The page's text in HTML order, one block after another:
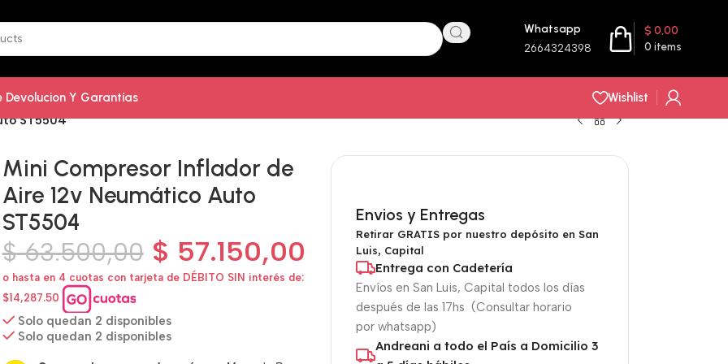
Whatsapp
2664324398 0 items
$ 0,00
Devolucion Y Garantías
Wishlist
ST5504
Mini Compresor Inflador de
Aire 12v Neumático Auto
ST5504
$63.500,00 $ 57.150,00
o hasta en 4 cuotas con tarjeta de DÉBITO SIN interés de:
$14,287.50
Solo quedan 2 disponibles
Solo quedan 2 disponibles
Envios y Entregas
Retirar GRATIS por nuestro depósito en San
Luis, Capital
Entrega con Cadetería
Envíos en San Luis, Capital todos los días
después de las 17hs (Consultar horario
por whatsapp)
Andreani a todo el País a Domicilio 3